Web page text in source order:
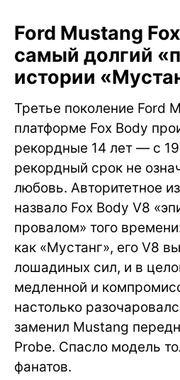
Ford Mustang
самый долгий
истории
Третье поколение Ford
платформе Fox Body
рекордные 14 лет — с
рекордный срок не
любовь. Авторитетное
назвало Fox Body V8
провалом» того
как «Мустанг», его V8
лошадиных сил, и в
медленной и
настолько
заменил Mustang
Probe. Спасло модель
фанатов.